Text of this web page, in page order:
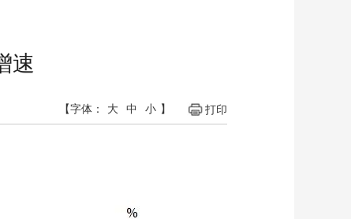
速
打印
【字体： 大 中 小 】